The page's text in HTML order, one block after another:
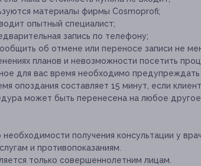
материалы фирмы Cosmoprofi;
опытный специалист;
запись по телефону;
об отмене или переносе записи не
планов и невозможности посетить
для вас время необходимо предупреждать
опоздания составляет 15 минут, если
может быть перенесена на любое
получения консультации у
и противопоказаниям.
только совершеннолетним лицам.